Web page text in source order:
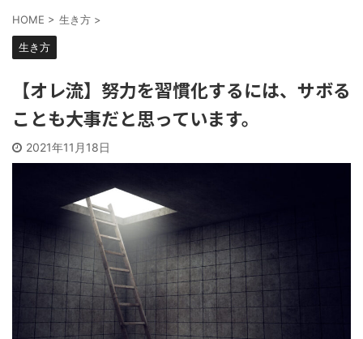
HOME > 生き方 >
生き方
【オレ流】努力を習慣化するには、サボる
ことも大事だと思っています。
2021年11月18日